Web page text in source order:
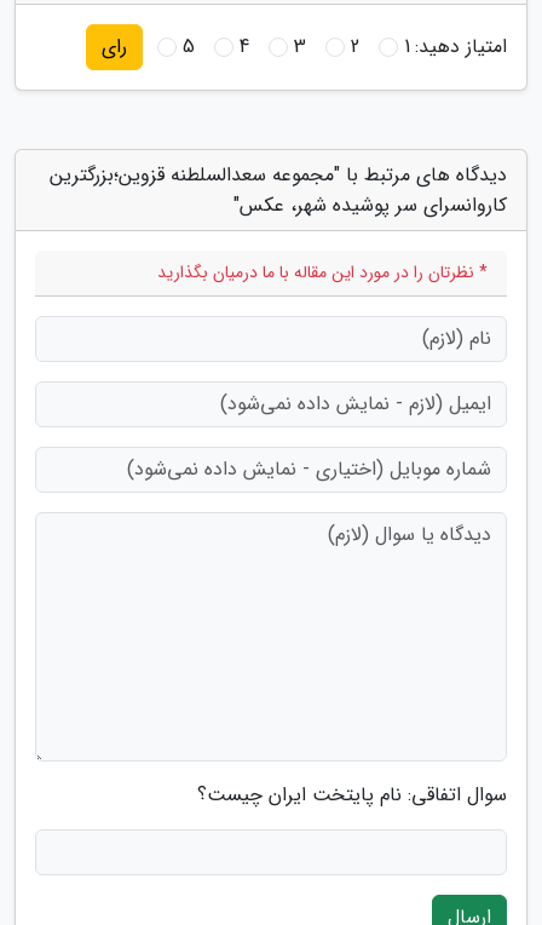
امتیاز دهید:1
2
3
4
5 رای
دیدگاه های مرتبط با "مجموعه سعدالسلطنه قزوین؛بزرگترین
کاروانسرای سر پوشیده شهر، عکس"
* نظرتان را در مورد این مقاله با ما درمیان بگذارید
سوال اتفاقی: نام پایتخت ایران چیست؟
ارسال